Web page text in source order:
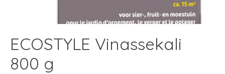
ECOSTYLE Vinassekali
800 g